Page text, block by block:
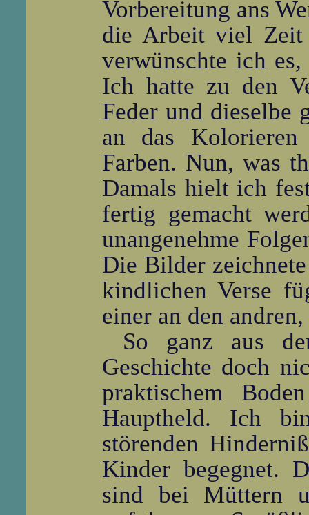
Vorbereitung ans
die Arbeit viel Zeit
verwünschte ich
Ich hatte zu den
Feder und dieselbe
an das
Farben. Nun, was
Damals hielt ich
fertig gemacht
unangenehme
Die Bilder
kindlichen Verse
einer an den
So ganz aus
Geschichte doch
praktischem
Hauptheld. Ich
störenden
Kinder begegnet.
sind bei Müttern